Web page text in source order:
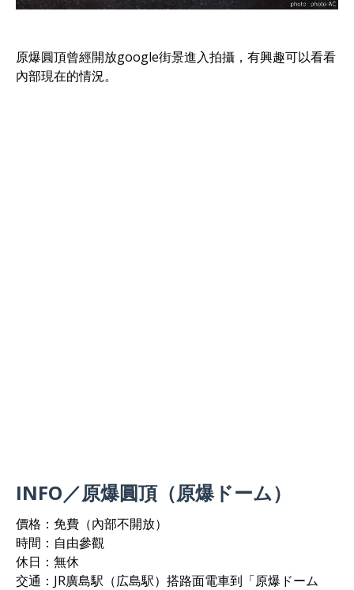
原爆圓頂曾經開放google街景進入拍攝，有興趣可以看看
內部現在的情況。
INFO／原爆圓頂（原爆ドーム）
價格：免費（內部不開放）
時間：自由參觀
休日：無休
交通：JR廣島駅（広島駅）搭路面電車到「原爆ドーム